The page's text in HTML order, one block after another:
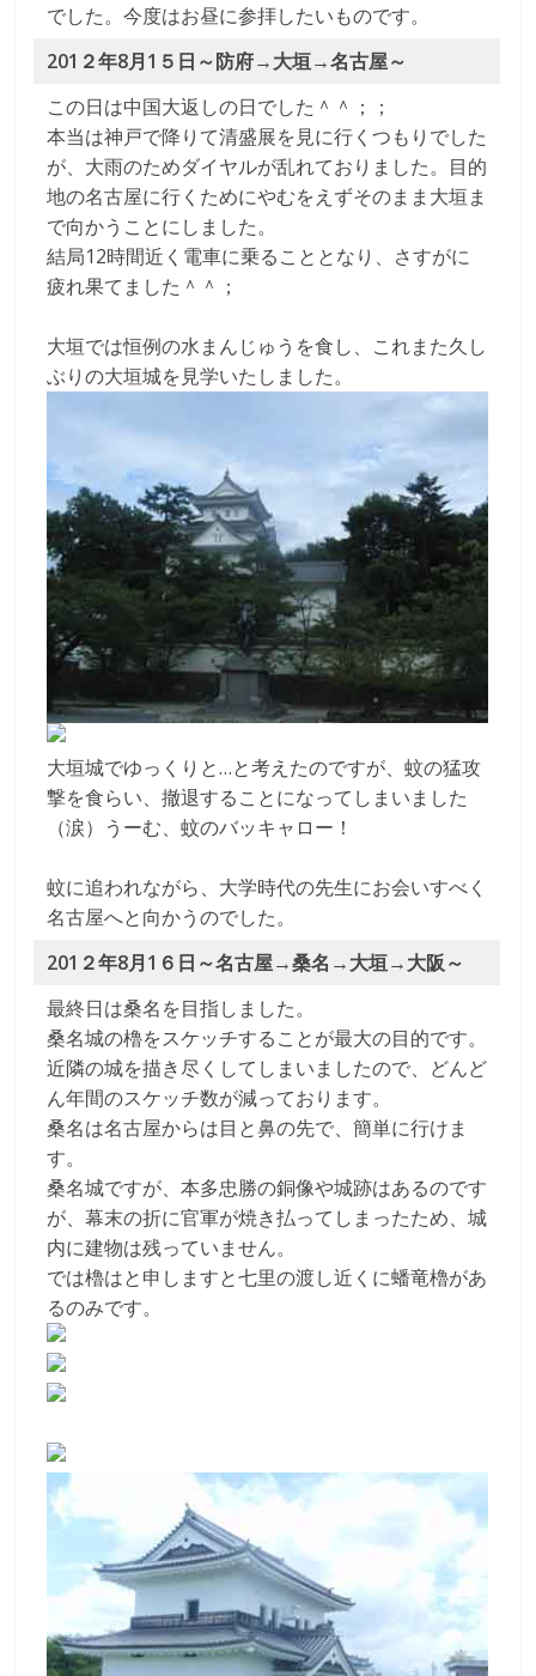
でした。今度はお昼に参拝したいものです。
201２年8月1５日～防府→大垣→名古屋～
この日は中国大返しの日でした＾＾；；
本当は神戸で降りて清盛展を見に行くつもりでした
が、大雨のためダイヤルが乱れておりました。目的
地の名古屋に行くためにやむをえずそのまま大垣ま
で向かうことにしました。
結局12時間近く電車に乗ることとなり、さすがに
疲れ果てました＾＾；
大垣では恒例の水まんじゅうを食し、これまた久し
ぶりの大垣城を見学いたしました。
大垣城でゆっくりと…と考えたのですが、蚊の猛攻
撃を食らい、撤退することになってしまいました
（涙）うーむ、蚊のバッキャロー！
蚊に追われながら、大学時代の先生にお会いすべく
名古屋へと向かうのでした。
201２年8月1６日～名古屋→桑名→大垣→大阪～
最終日は桑名を目指しました。
桑名城の櫓をスケッチすることが最大の目的です。
近隣の城を描き尽くしてしまいましたので、どんど
ん年間のスケッチ数が減っております。
桑名は名古屋からは目と鼻の先で、簡単に行けま
す。
桑名城ですが、本多忠勝の銅像や城跡はあるのです
が、幕末の折に官軍が焼き払ってしまったため、城
内に建物は残っていません。
では櫓はと申しますと七里の渡し近くに蟠竜櫓があ
るのみです。